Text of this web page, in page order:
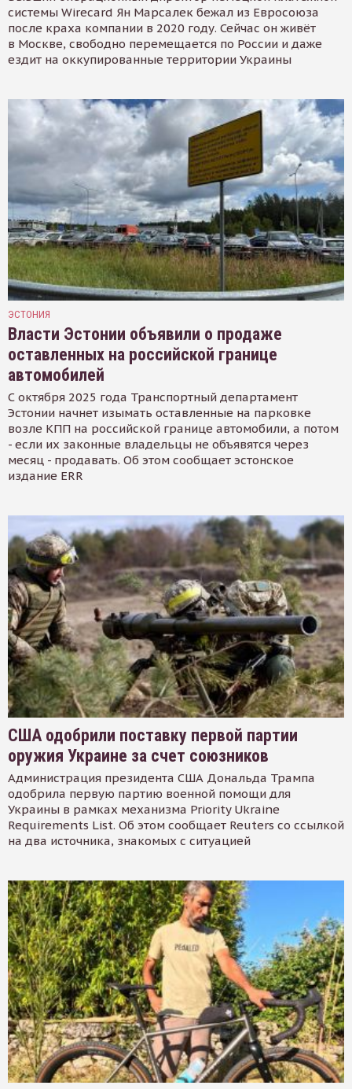
системы Wirecard Ян Марсалек бежал из Евросоюза
после краха компании в 2020 году. Сейчас он живёт
в Москве, свободно перемещается по России и даже
ездит на оккупированные территории Украины
ЭСТОНИЯ
Власти Эстонии объявили о продаже
оставленных на российской границе
автомобилей
С октября 2025 года Транспортный департамент
Эстонии начнет изымать оставленные на парковке
возле КПП на российской границе автомобили, а потом
- если их законные владельцы не объявятся через
месяц - продавать. Об этом сообщает эстонское
издание ERR
США одобрили поставку первой партии
оружия Украине за счет союзников
Администрация президента США Дональда Трампа
одобрила первую партию военной помощи для
Украины в рамках механизма Priority Ukraine
Requirements List. Об этом сообщает Reuters со ссылкой
на два источника, знакомых с ситуацией